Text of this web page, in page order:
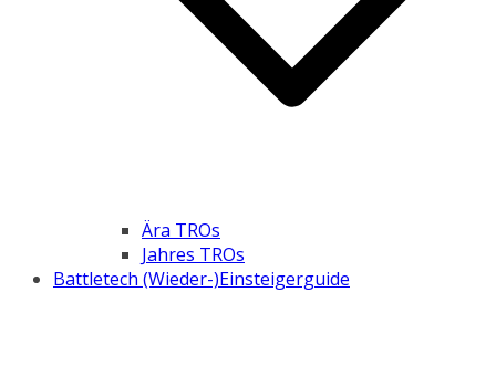
Ära TROs
Jahres TROs
Battletech (Wieder-)Einsteigerguide